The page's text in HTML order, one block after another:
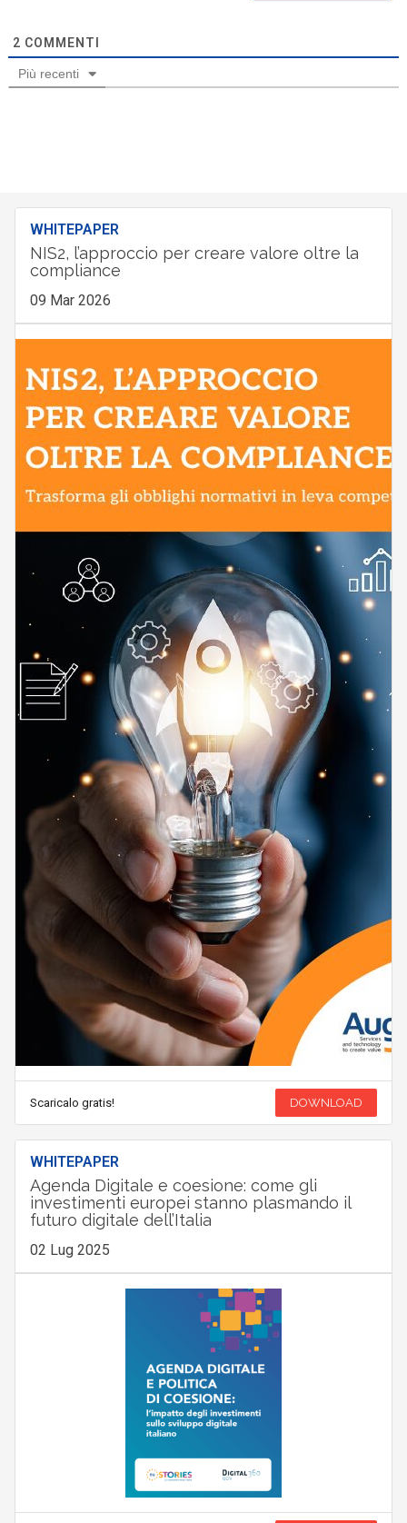
2 COMMENTI
Più recenti
WHITEPAPER
NIS2, l’approccio per creare valore oltre la
compliance
09 Mar 2026
Scaricalo gratis! DOWNLOAD
WHITEPAPER
Agenda Digitale e coesione: come gli
investimenti europei stanno plasmando il
futuro digitale dell’Italia
02 Lug 2025